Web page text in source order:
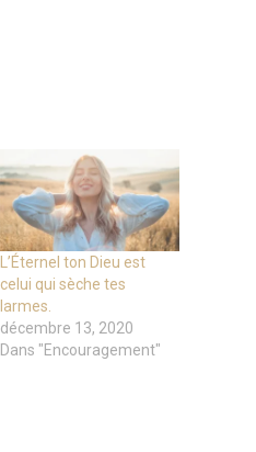
L’Éternel ton Dieu est
celui qui sèche tes
larmes.
décembre 13, 2020
Dans "Encouragement"